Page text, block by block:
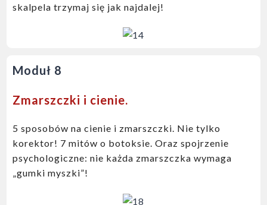
skalpela trzymaj się jak najdalej!
Moduł 8
Zmarszczki i cienie.
5 sposobów na cienie i zmarszczki. Nie tylko
korektor! 7 mitów o botoksie. Oraz spojrzenie
psychologiczne: nie każda zmarszczka wymaga
„gumki myszki”!